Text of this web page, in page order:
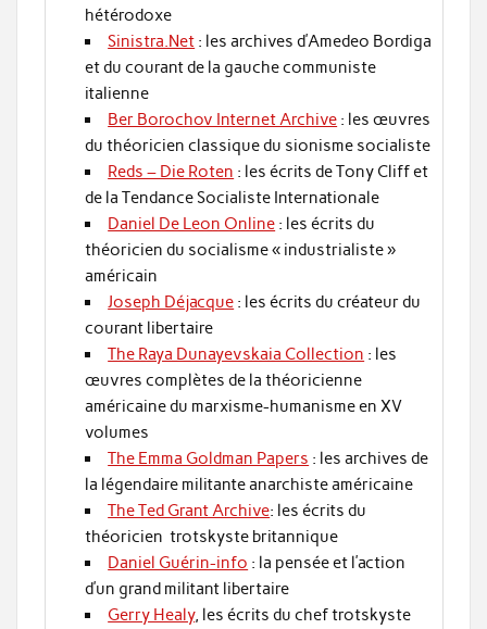
hétérodoxe
Sinistra.Net : les archives d’Amedeo Bordiga
et du courant de la gauche communiste
italienne
Ber Borochov Internet Archive : les œuvres
du théoricien classique du sionisme socialiste
Reds – Die Roten : les écrits de Tony Cliff et
de la Tendance Socialiste Internationale
Daniel De Leon Online : les écrits du
théoricien du socialisme « industrialiste »
américain
Joseph Déjacque : les écrits du créateur du
courant libertaire
The Raya Dunayevskaia Collection : les
œuvres complètes de la théoricienne
américaine du marxisme-humanisme en XV
volumes
The Emma Goldman Papers : les archives de
la légendaire militante anarchiste américaine
The Ted Grant Archive: les écrits du
théoricien trotskyste britannique
Daniel Guérin-info : la pensée et l’action
d’un grand militant libertaire
Gerry Healy, les écrits du chef trotskyste